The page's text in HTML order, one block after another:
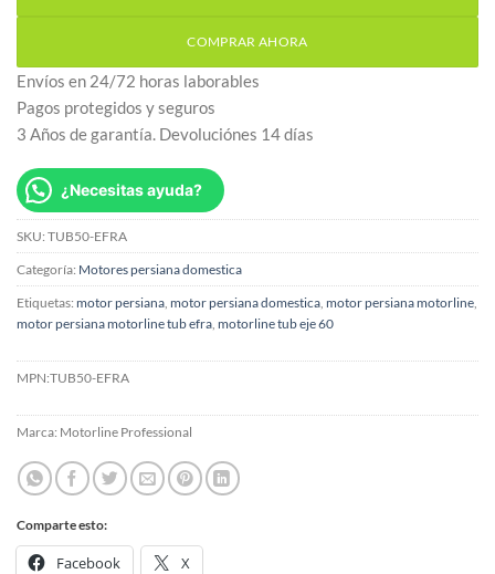
COMPRAR AHORA
Envíos en 24/72 horas laborables
Pagos protegidos y seguros
3 Años de garantía. Devoluciónes 14 días
¿Necesitas ayuda?
SKU: TUB50-EFRA
Categoría: Motores persiana domestica
Etiquetas: motor persiana, motor persiana domestica, motor persiana motorline,
motor persiana motorline tub efra, motorline tub eje 60
MPN:TUB50-EFRA
Marca: Motorline Professional
Comparte esto:
Facebook X